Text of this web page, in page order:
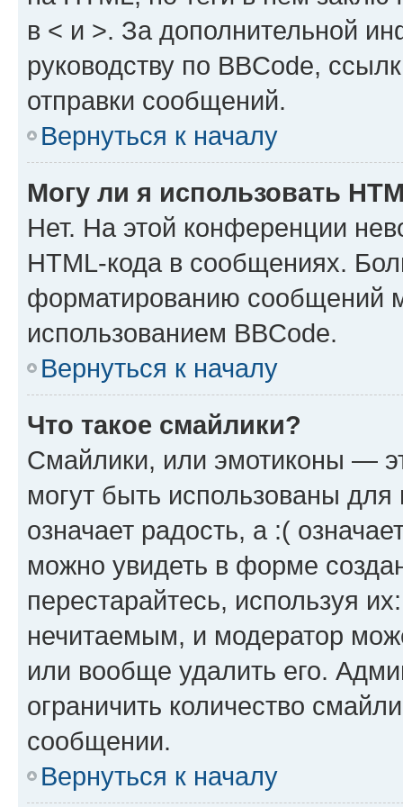
в < и >. За дополнительной
руководству по BBCode,
отправки сообщений.
Вернуться к началу
Могу ли я использовать
Нет. На этой конференции
HTML-кода в сообщениях.
форматированию сообщений
использованием BBCode.
Вернуться к началу
Что такое смайлики?
Смайлики, или эмотиконы —
могут быть использованы
означает радость, а :(
можно увидеть в форме
перестарайтесь, используя
нечитаемым, и модератор
или вообще удалить его.
ограничить количество
сообщении.
Вернуться к началу